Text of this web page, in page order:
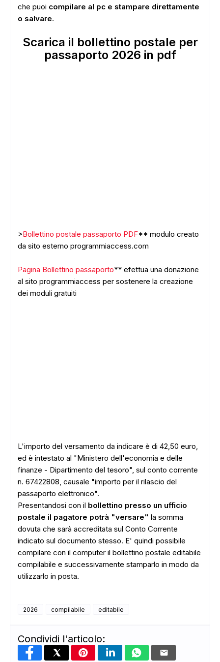
ADS
che puoi compilare al pc e stampare direttamente
o salvare.
Scarica il bollettino postale per
passaporto 2026 in pdf
>Bollettino postale passaporto PDF** modulo creato
da sito esterno programmiaccess.com
Pagina Bollettino passaporto** efettua una donazione
al sito programmiaccess per sostenere la creazione
dei moduli gratuiti
L'importo del versamento da indicare è di 42,50 euro,
ed è intestato al "Ministero dell'economia e delle
finanze - Dipartimento del tesoro", sul conto corrente
n. 67422808, causale "importo per il rilascio del
passaporto elettronico".
Presentandosi con il bollettino presso un ufficio
postale il pagatore potrà "versare" la somma
dovuta che sarà accreditata sul Conto Corrente
indicato sul documento stesso. E' quindi possibile
compilare con il computer il bollettino postale editabile
compilabile e successivamente stamparlo in modo da
utilizzarlo in posta.
2026 compilabile editabile
Condividi l'articolo: